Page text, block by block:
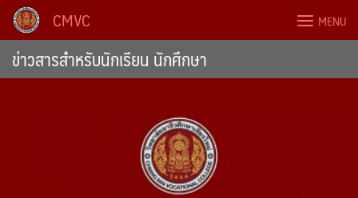
Skip
content
CMVC MENU
ข่าวสารสำหรับนักเรียน นักศึกษา